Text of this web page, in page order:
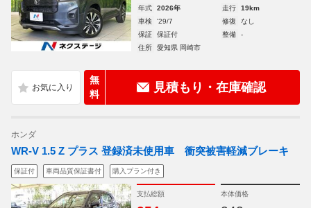
年式 2026年 走行
19km
車検
'29/7 修復
なし
保証
保証付 整備
-
住所
愛知県 岡崎市
無
料
見積もり・在庫確認
ホンダ
WR-V 1.5 Z プラス 登録済未使用車 衝突被害軽減ブレーキ
保証付 車両品質保証書付 購入プラン付き
支払総額 本体価格